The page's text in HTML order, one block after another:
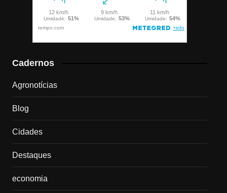
Cadernos
Agronotícias
Blog
Cidades
Destaques
economia